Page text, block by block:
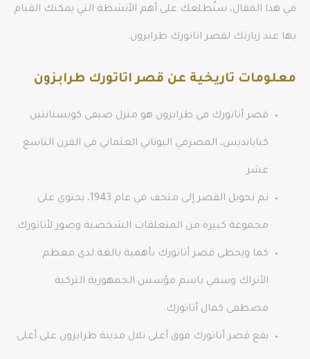
في هذا المقال، سنُطلعك على أهم الأنشطة التي يمكنك القيام
بها عند زيارتك لقصر اتاتورك طرابزون.
معلومات تاريخية عن قصر اتاتورك طرابزون
قصر أتاتورك في طرابزون هو منزل صيفي كونستانتين
كبايانديس، المصرفي اليوناني العثماني في القرن التاسع
عشر.
تم تحويل القصر إلى متحف في عام 1943، يحتوي على
مجموعة كبيرة من المتعلقات الشخصية وصور لأتاتورك.
كما ويحظى قصر أتاتورك بأهمية بالغة لدى معظم
الأتراك وسمي باسم مؤسس الجمهورية التركية
مصطفى كمال أتاتورك.
يقع قصر أتاتورك فوق أعلى تلال مدينة طرابزون على أعلى